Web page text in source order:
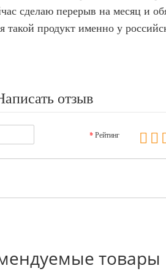
сделаю перерыв на месяц и
продукт именно у
отзыв
Рейтинг
товары